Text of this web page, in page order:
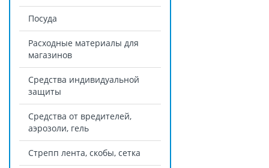
Посуда
Расходные материалы для
магазинов
Средства индивидуальной
защиты
Средства от вредителей,
аэрозоли, гель
Стрепп лента, скобы, сетка